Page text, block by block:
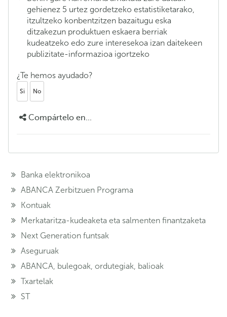
gehienez 5 urtez gordetzeko estatistiketarako,
itzultzeko konbentzitzen bazaitugu eska
ditzakezun produktuen eskaera berriak
kudeatzeko edo zure interesekoa izan daitekeen
publizitate-informazioa igortzeko
¿Te hemos ayudado?
Si No
Compártelo en...
Banka elektronikoa
ABANCA Zerbitzuen Programa
Kontuak
Merkataritza-kudeaketa eta salmenten finantzaketa
Next Generation funtsak
Aseguruak
ABANCA, bulegoak, ordutegiak, balioak
Txartelak
ST